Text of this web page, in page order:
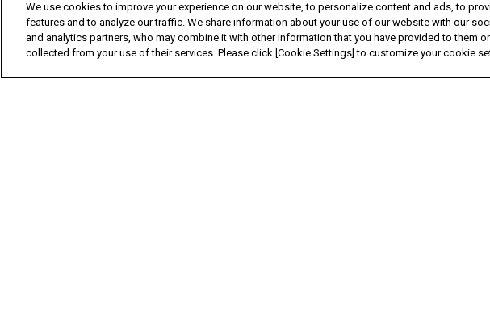
HIGHLIGHTS
STORE LOCATOR
お問い合わせ
COLLECTION
We use cookies to improve your experience on our website, to personalize content and ads, to
features and to analyze our traffic. We share information about your use of our website with our
and analytics partners, who may combine it with other information that you have provided to them
collected from your use of their services. Please click [Cookie Settings] to customize your cookie